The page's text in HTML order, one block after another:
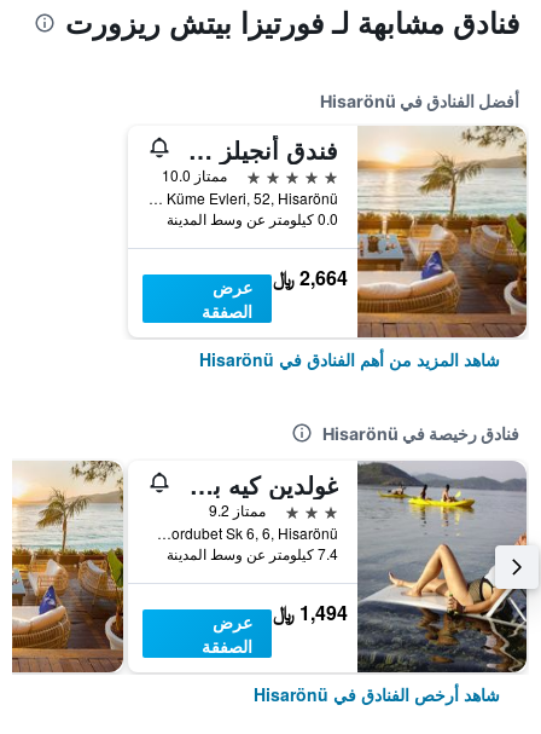
فنادق مشابهة لـ فورتيزا بيتش ريزورت
أفضل الفنادق في Hisarönü
فندق أنجيلز مارماريس
5 نجوم
ممتاز 10.0
Turgut Mahallesi, Merkez Küme Evleri, 52, Hisarönü, تركيا
0.0 كيلومتر عن وسط المدينة
2,664 ﷼
عرض
الصفقة
شاهد المزيد من أهم الفنادق في Hisarönü
فنادق رخيصة في Hisarönü
غولدين كيه بوردوبيت
3 نجوم
ممتاز 9.2
Hisaronu Mh. Bordubet Sk 6, 6, Hisarönü, تركيا
7.4 كيلومتر عن وسط المدينة
1,494 ﷼
عرض
الصفقة
شاهد أرخص الفنادق في Hisarönü